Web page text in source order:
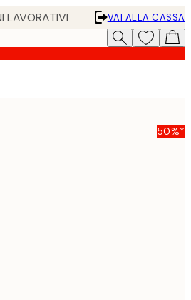
LAVORATIVI
VAI ALLA CASSA
50%*